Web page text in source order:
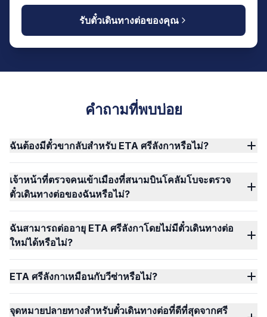
รับตั๋วเดินทางต่อของคุณ
คำถามที่พบบ่อย
ฉันต้องมีตั๋วขากลับสำหรับ ETA ศรีลังกาหรือไม่?
เจ้าหน้าที่ตรวจคนเข้าเมืองที่สนามบินโคลัมโบจะตรวจ
ตั๋วเดินทางต่อของฉันหรือไม่?
ฉันสามารถต่ออายุ ETA ศรีลังกาโดยไม่มีตั๋วเดินทางต่อ
ใหม่ได้หรือไม่?
ETA ศรีลังกาเหมือนกับวีซ่าหรือไม่?
จุดหมายปลายทางสำหรับตั๋วเดินทางต่อที่ดีที่สุดจากศรี